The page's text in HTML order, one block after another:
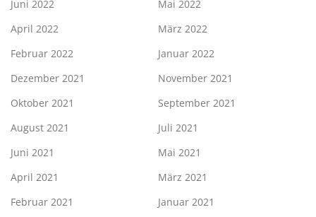
Juni 2022
Mai 2022
April 2022
März 2022
Februar 2022
Januar 2022
Dezember 2021
November 2021
Oktober 2021
September 2021
August 2021
Juli 2021
Juni 2021
Mai 2021
April 2021
März 2021
Februar 2021
Januar 2021